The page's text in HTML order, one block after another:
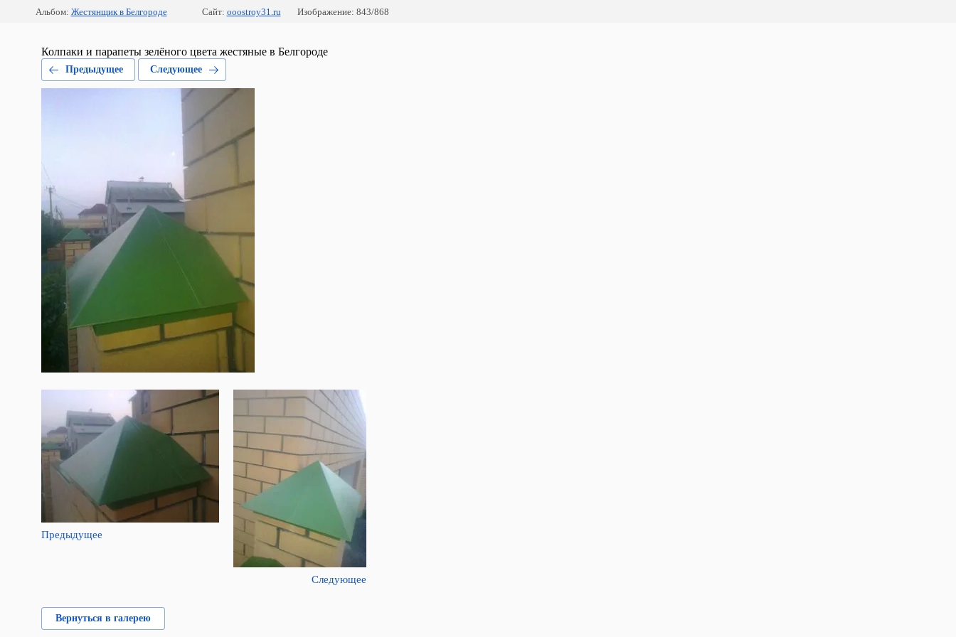
Альбом: Жестянщик в Белгороде Сайт: ooostroy31.ru Изображение: 843/868
Колпаки и парапеты зелёного цвета жестяные в Белгороде
Предыдущее Следующее
Предыдущее
Следующее
Вернуться в галерею